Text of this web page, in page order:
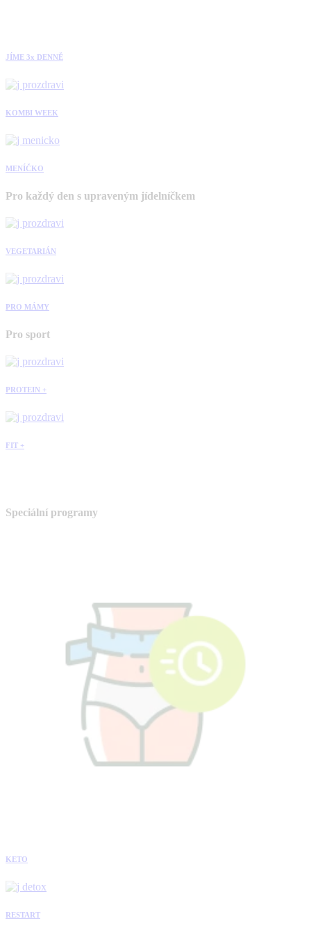
JÍME 3x DENNĚ
KOMBI WEEK
MENÍČKO
Pro každý den s upraveným jídelníčkem
VEGETARIÁN
PRO MÁMY
Pro sport
PROTEIN +
FIT +
Speciální programy
KETO
RESTART